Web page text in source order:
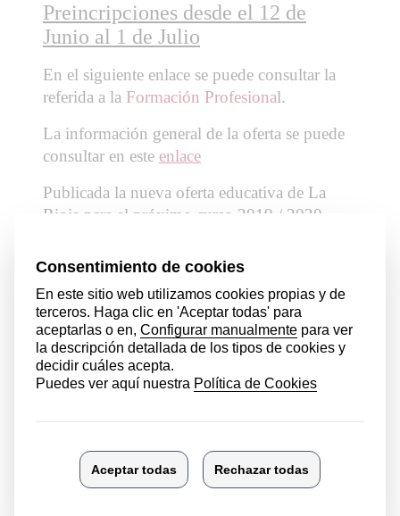
Preincripciones desde el 12 de
Junio al 1 de Julio
En el siguiente enlace se puede consultar la
referida a la Formación Profesional.
La información general de la oferta se puede
consultar en este enlace
Publicada la nueva oferta educativa de La
Rioja para el próximo curso 2019 / 2020
Ver más noticias